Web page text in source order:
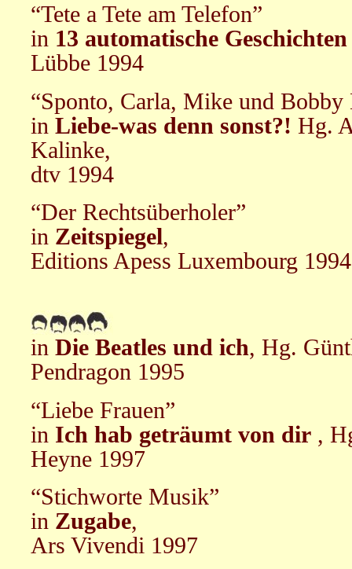
“Tete a Tete am Telefon”
in 13 automatische
Lübbe 1994
“Sponto, Carla, Mike und Bobby
in Liebe-was denn sonst?! Hg.
Kalinke,
dtv 1994
“Der Rechtsüberholer”
in Zeitspiegel,
Editions Apess Luxembourg 1994
in Die Beatles und ich, Hg.
Pendragon 1995
“Liebe Frauen”
in Ich hab geträumt von dir ,
Heyne 1997
“Stichworte Musik”
in Zugabe,
Ars Vivendi 1997